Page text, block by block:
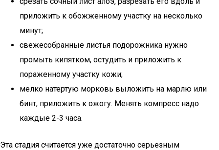
приложить к обожженному участку на несколько
минут;
свежесобранные листья подорожника нужно
промыть кипятком, остудить и приложить к
пораженному участку кожи;
мелко натертую морковь выложить на марлю или
бинт, приложить к ожогу. Менять компресс надо
каждые 2-3 часа.
Эта стадия считается уже достаточно серьезным